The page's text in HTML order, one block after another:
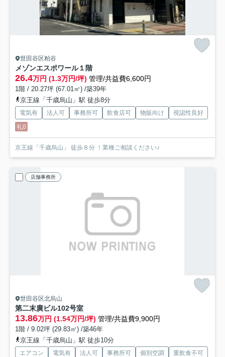
世田谷区粕谷
メゾンエスポワール１階
26.4万円 (1.3万円/坪) 管理/共益費6,600円
1階 / 20.27坪 (67.01㎡) /築39年
京王線「千歳烏山」駅 徒歩8分
電気有 法人可 事務所可 飲食店可 物販向け
視認性良好
礼0
京王線「千歳烏山」 徒歩８分 ！業種ご相談ください♪
店舗事務所
世田谷区北烏山
第二末廣ビル102号室
13.86万円 (1.54万円/坪) 管理/共益費9,900円
1階 / 9.02坪 (29.83㎡) /築46年
京王線「千歳烏山」駅 徒歩10分
エアコン 電気有 法人可 事務所可 個別空調 重飲食不可